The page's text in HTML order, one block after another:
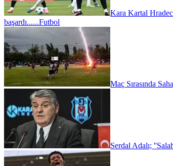
Kara Kartal
başardı......Futbol
Maç Sırasında
Serdal Adalı;